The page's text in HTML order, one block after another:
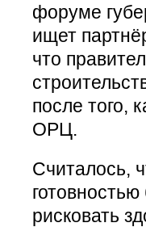
форуме
ищет
что
после того,
ОРЦ.
Считалось,
рисковать